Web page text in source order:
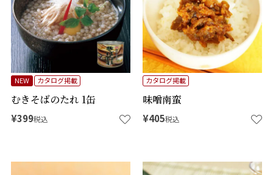
むきそばのたれ 1缶
NEW カタログ掲載
¥399税込
味噌南蛮
カタログ掲載
¥405税込